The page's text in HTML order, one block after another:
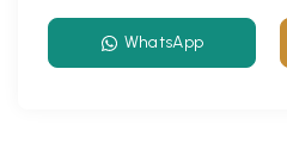
WhatsApp